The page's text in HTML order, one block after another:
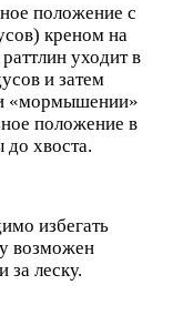
положение с
креном на
уходит в
и затем
«мормышении»
положение в
до хвоста.
избегать
возможен
за леску.